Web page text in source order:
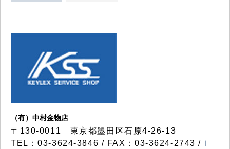
（有）中村金物店
〒130-0011 東京都墨田区石原4-26-13
TEL：03-3624-3846 / FAX：03-3624-2743 / i